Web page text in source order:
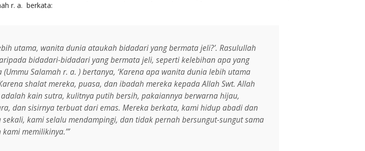
r. a. berkata:
utama, wanita dunia ataukah bidadari yang bermata jeli?’. Rasulullah
bidadari-bidadari yang bermata jeli, seperti kelebihan apa yang
Salamah r. a. ) bertanya, ‘Karena apa wanita dunia lebih utama
shalat mereka, puasa, dan ibadah mereka kepada Allah Swt. Allah
kain sutra, kulitnya putih bersih, pakaiannya berwarna hijau,
dan sisirnya terbuat dari emas. Mereka berkata, kami hidup abadi dan
kami selalu mendampingi, dan tidak pernah bersungut-sungut sama
kami memilikinya.’”